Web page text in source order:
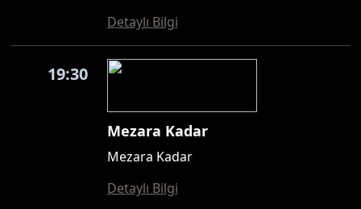
Detaylı Bilgi
19:30
Mezara Kadar
Mezara Kadar
Detaylı Bilgi